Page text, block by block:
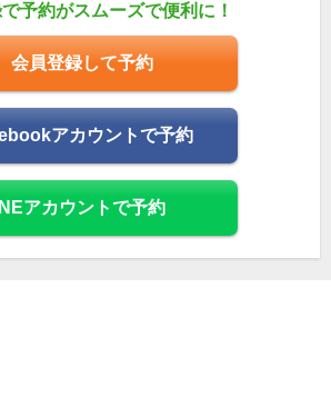
予約がスムーズで便利に！
会員登録して予約
アカウントで予約
アカウントで予約